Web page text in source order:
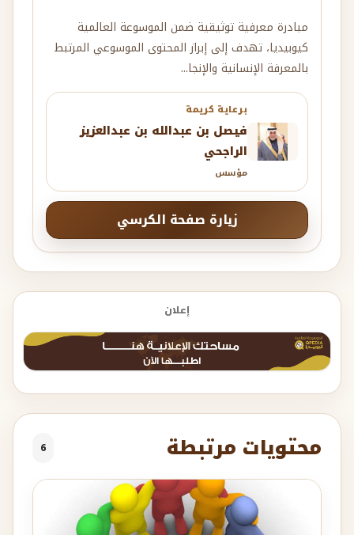
مبادرة معرفية توثيقية ضمن الموسوعة العالمية
كيوبيديا، تهدف إلى إبراز المحتوى الموسوعي المرتبط
بالمعرفة الإنسانية والإنجا...
برعاية كريمة
فيصل بن عبدالله بن عبدالعزيز
الراجحي
مؤسس
زيارة صفحة الكرسي
إعلان
محتويات مرتبطة 6